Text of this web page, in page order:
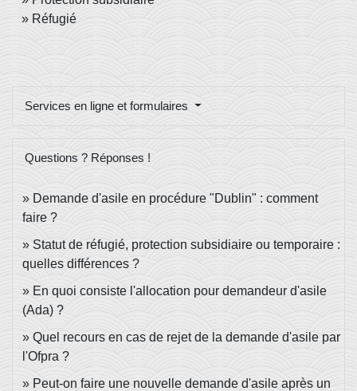
Réfugié
Services en ligne et formulaires
Questions ? Réponses !
Demande d'asile en procédure "Dublin" : comment
faire ?
Statut de réfugié, protection subsidiaire ou temporaire :
quelles différences ?
En quoi consiste l'allocation pour demandeur d'asile
(Ada) ?
Quel recours en cas de rejet de la demande d'asile par
l'Ofpra ?
Peut-on faire une nouvelle demande d'asile après un